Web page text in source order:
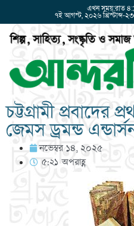
এখন সময়:রাত
৭ই আগস্ট, ২০২৬ খ্রিস্টাব্দ-
চট্টগ্রামী প্রবাদের
জেমস ড্রমন্ড
নভেম্বর ১৪, ২০২৫
৫:২১ অপরাহ্ণ